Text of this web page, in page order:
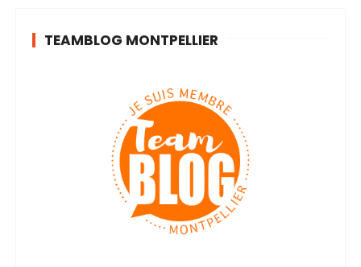
TEAMBLOG MONTPELLIER